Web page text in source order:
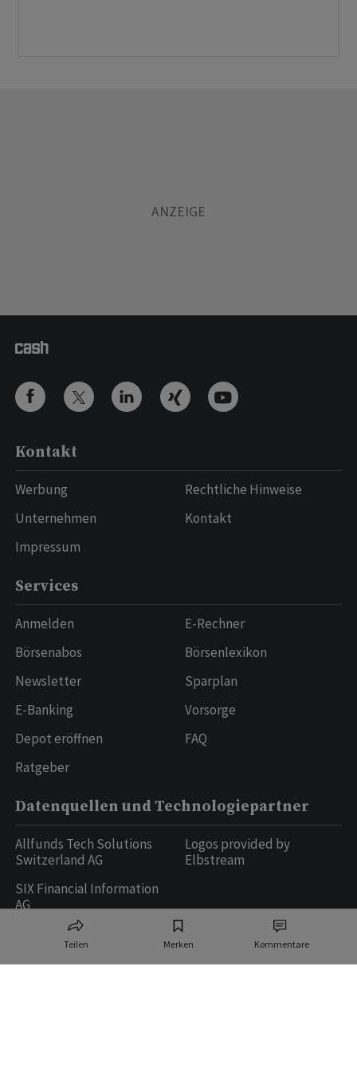
Teilen Merken Kommentare
Kontakt
Werbung
Unternehmen
Impressum
Rechtliche Hinweise
Kontakt
Services
Anmelden
Börsenabos
Newsletter
E-Banking
Depot eröffnen
Ratgeber
E-Rechner
Börsenlexikon
Sparplan
Vorsorge
FAQ
Datenquellen und Technologiepartner
Allfunds Tech Solutions
Switzerland AG
SIX Financial Information
AG
Logos provided by
Elbstream
Ringier AG | Ringier Medien Schweiz